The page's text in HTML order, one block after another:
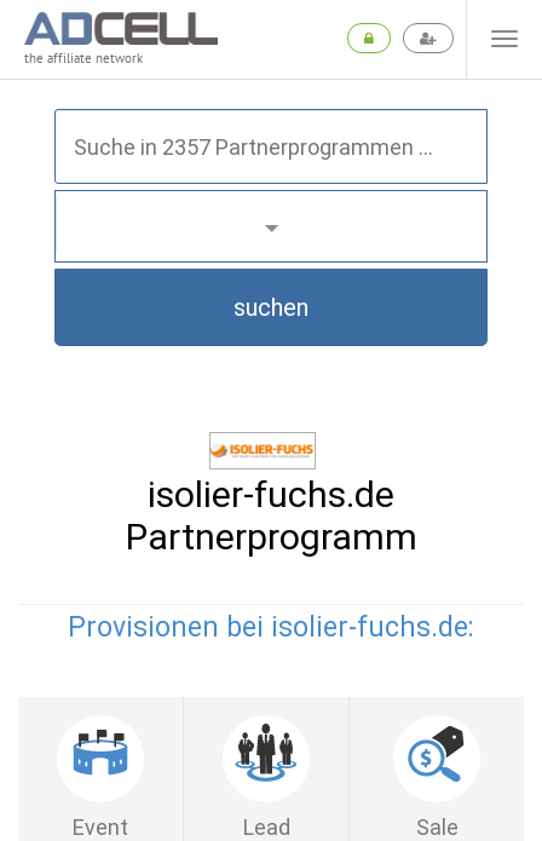
the affiliate network
suchen
isolier-fuchs.de
Partnerprogramm
Provisionen bei isolier-fuchs.de:
Event Lead Sale